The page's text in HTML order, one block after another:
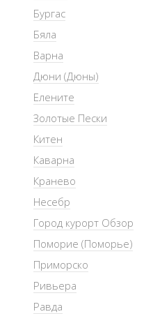
Бургас
Бяла
Варна
Дюни (Дюны)
Елените
Золотые Пески
Китен
Каварна
Кранево
Несебр
Город курорт Обзор
Поморие (Поморье)
Приморско
Ривьера
Равда